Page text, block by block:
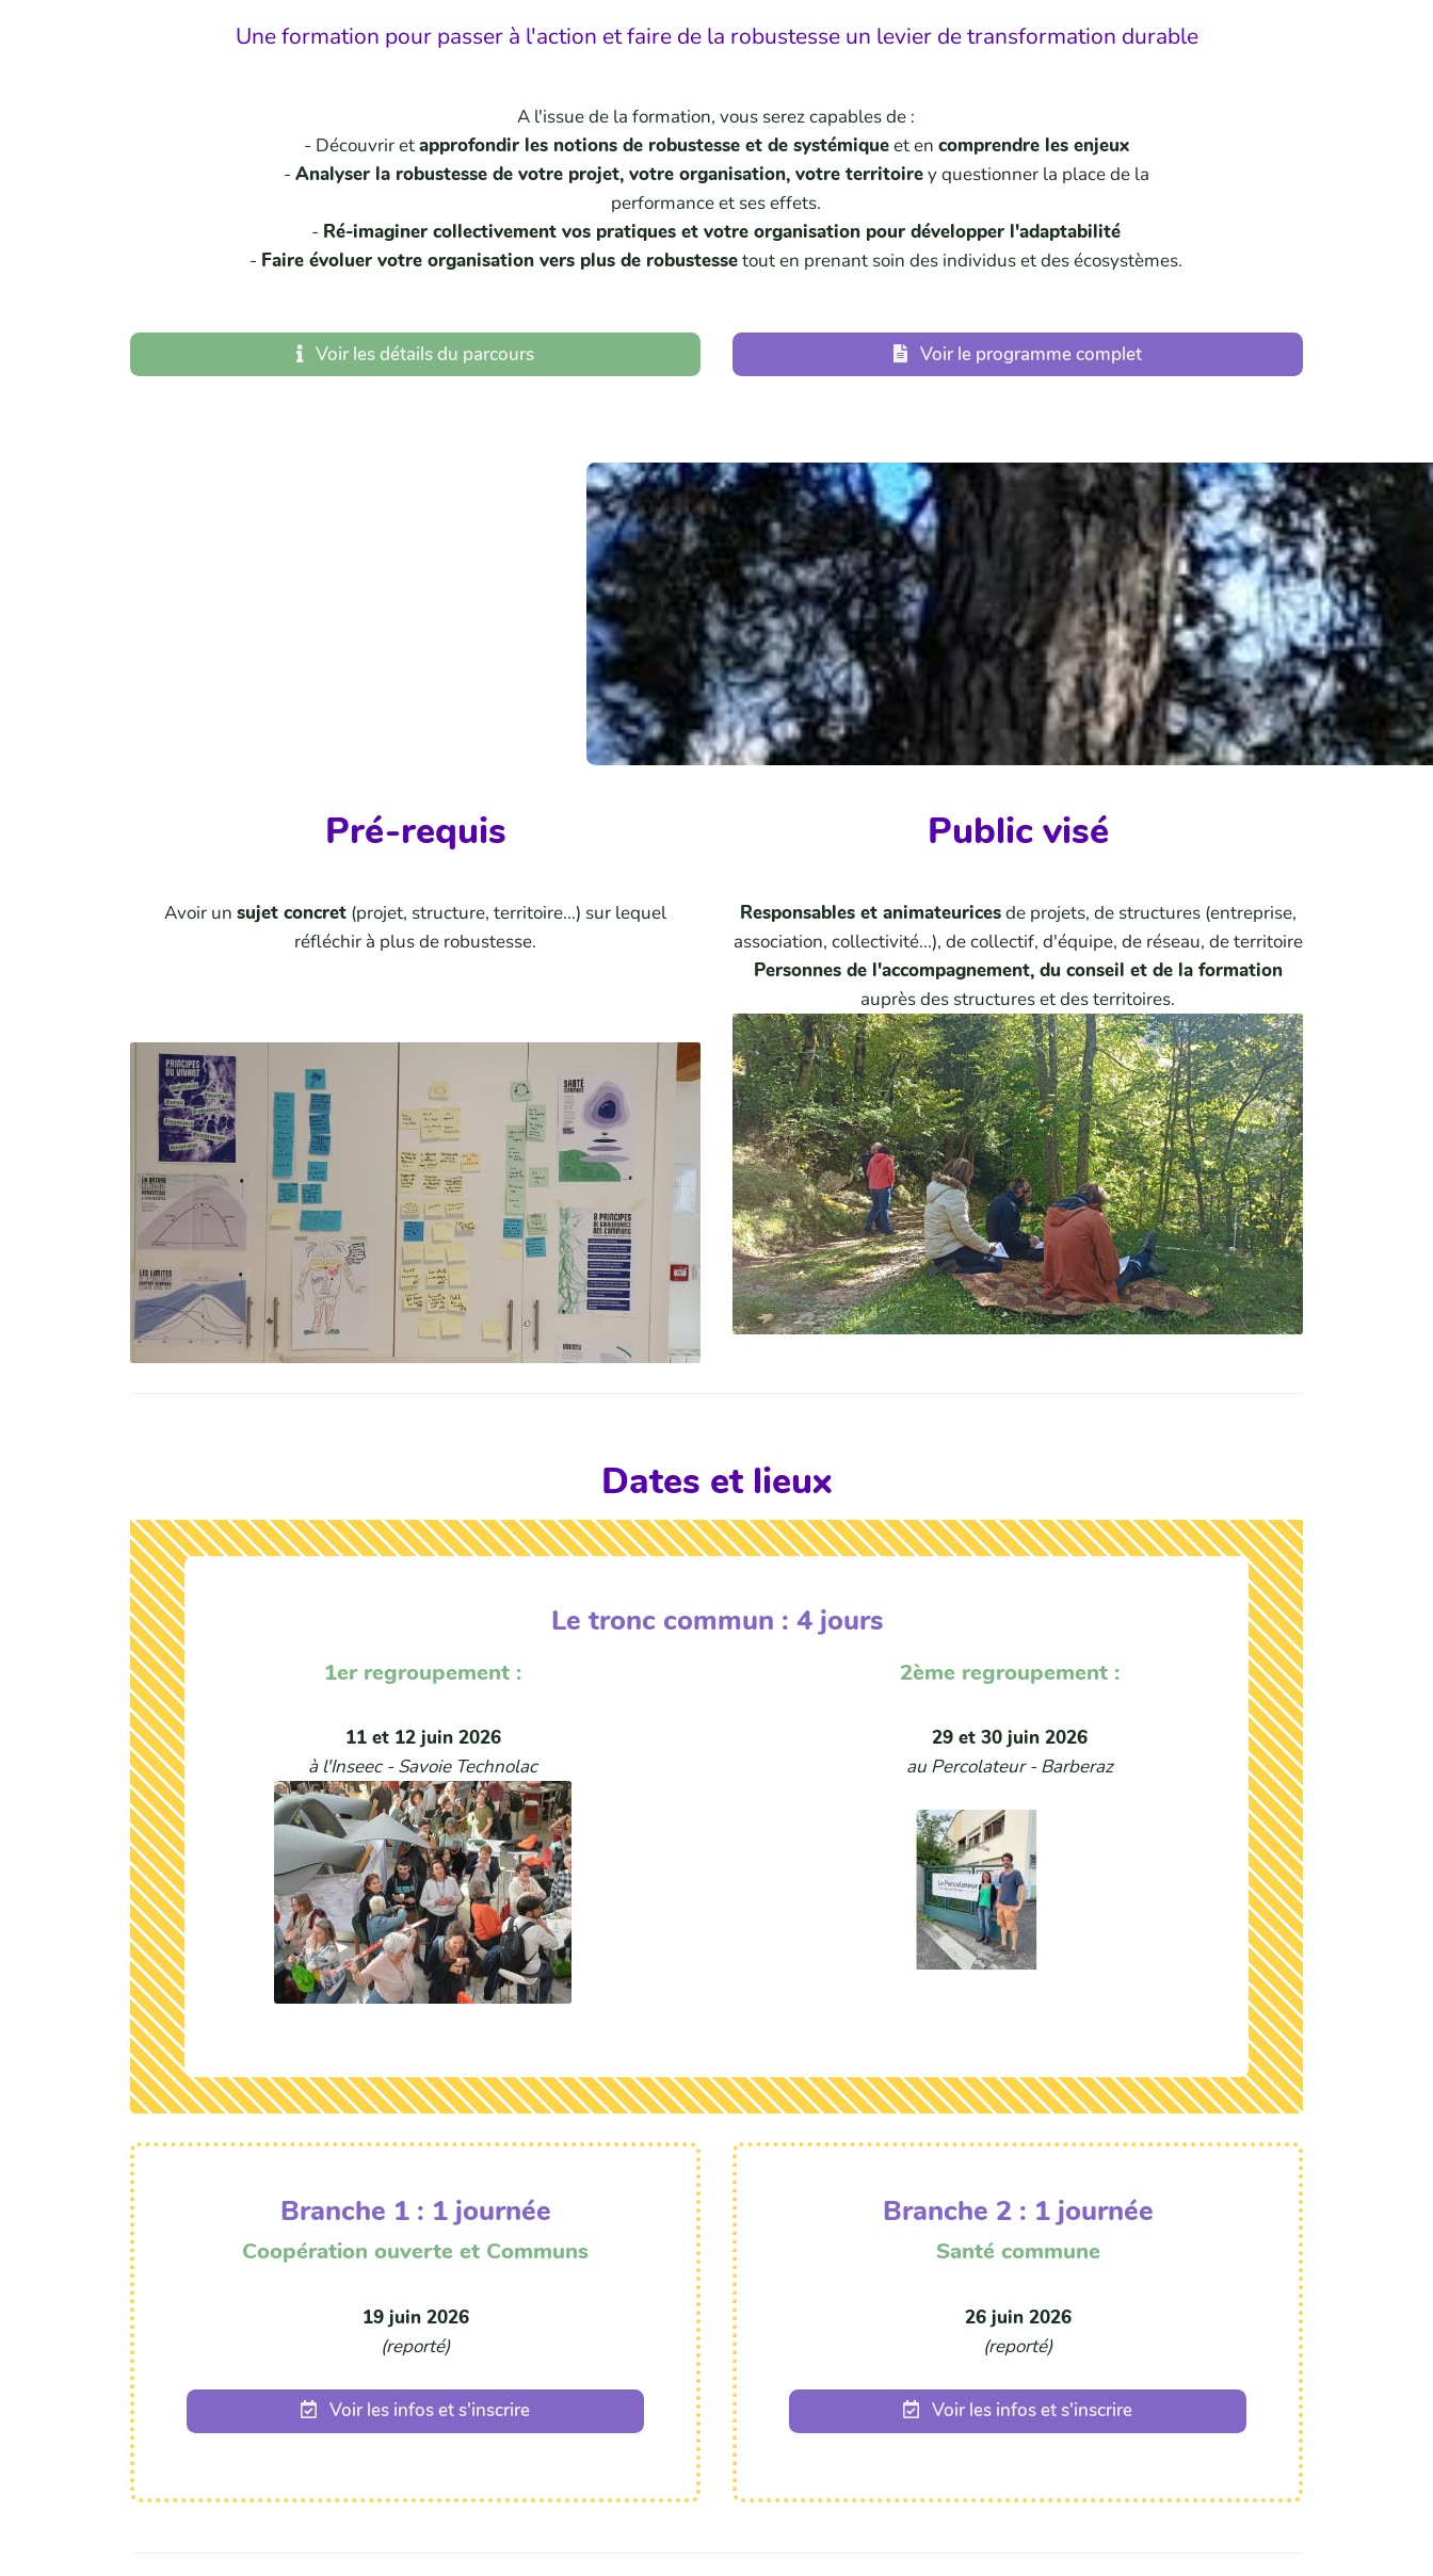
Une formation pour passer à l'action et faire de la robustesse un levier de transformation durable
A l'issue de la formation, vous serez capables de :
- Découvrir etapprofondir les notions de robustesse et de systémiqueet en comprendre les enjeux
- Analyser la robustesse de votre projet, votre organisation, votre territoirey questionner la place de la
performance et ses effets.
- Ré-imaginer collectivement vos pratiques et votre organisation pour développer l'adaptabilité
- Faire évoluer votre organisation vers plus de robustessetout en prenant soin des individus et des écosystèmes.
Voir les détails du parcours Voir le programme complet
Pré-requis
Avoir un sujet concret (projet, structure, territoire...) sur lequel
réfléchir à plus de robustesse.
Public visé
Responsables et animateuricesde projets, de structures (entreprise,
association, collectivité...), de collectif, d'équipe, de réseau, de territoire
Personnes de l'accompagnement, du conseil et de la formation
auprès des structures et des territoires.
Dates et lieux
Le tronc commun : 4 jours
1er regroupement :
11 et 12 juin 2026
à l'Inseec - Savoie Technolac
2ème regroupement :
29 et 30 juin 2026
au Percolateur - Barberaz
Branche 1 : 1 journée
Coopération ouverte et Communs
19 juin 2026
(reporté)
Voir les infos et s'inscrire
Branche 2 : 1 journée
Santé commune
26 juin 2026
(reporté)
Voir les infos et s'inscrire